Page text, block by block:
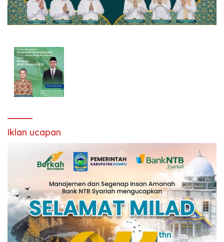
Iklan ucapan